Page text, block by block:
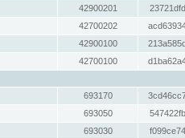
42900201
42700202
42900100
42700100
693170
693050
693030